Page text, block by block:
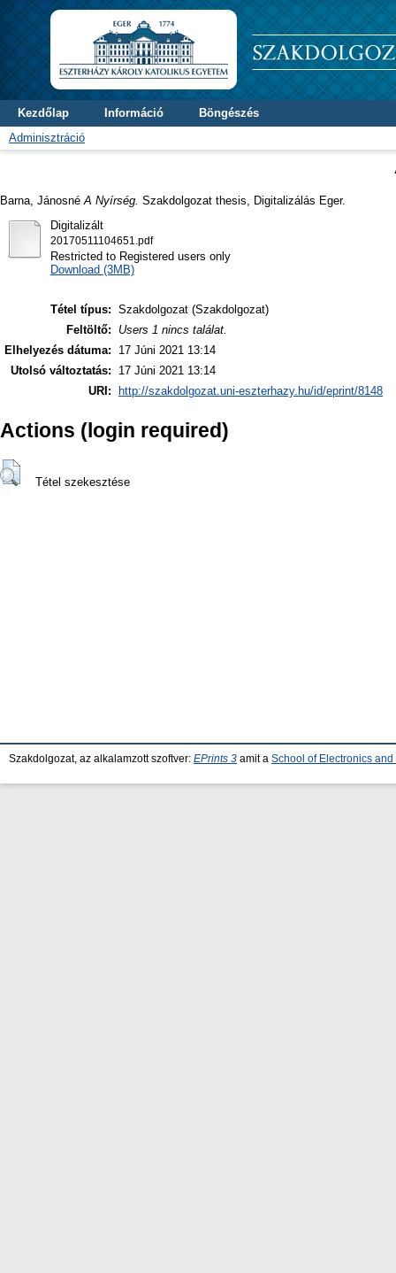
Kezdőlap Információ
Böngészés
Adminisztráció
Barna, Jánosné A Nyírség. Szakdolgozat thesis, Digitalizálás Eger.
Digitalizált
20170511104651.pdf
Restricted to Registered users only
Download (3MB)
Tétel típus: Szakdolgozat (Szakdolgozat)
Feltöltő:
Users 1 nincs találat.
Elhelyezés dátuma:
17 Júni 2021 13:14
Utolsó változtatás:
17 Júni 2021 13:14
URI:
http://szakdolgozat.uni-eszterhazy.hu/id/eprint/8148
Actions (login required)
Tétel szekesztése
Szakdolgozat, az alkalamzott szoftver: EPrints 3 amit a School of Electronics